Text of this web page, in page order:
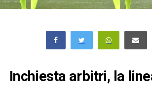
Inchiesta arbitri, la